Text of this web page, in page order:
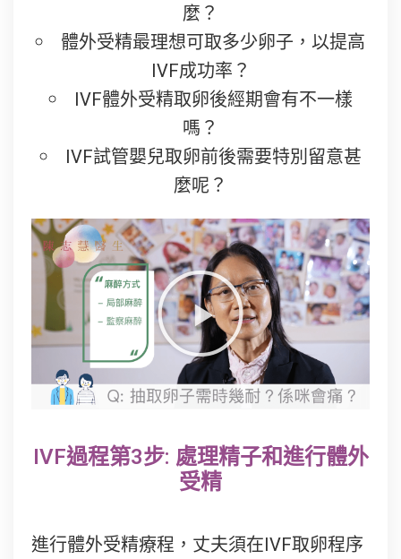
麼？
體外受精最理想可取多少卵子，以提高
IVF成功率？
IVF體外受精取卵後經期會有不一樣
嗎？
IVF試管嬰兒取卵前後需要特別留意甚
麼呢？
IVF過程第3步: 處理精子和進行體外
受精
進行體外受精療程，丈夫須在IVF取卵程序